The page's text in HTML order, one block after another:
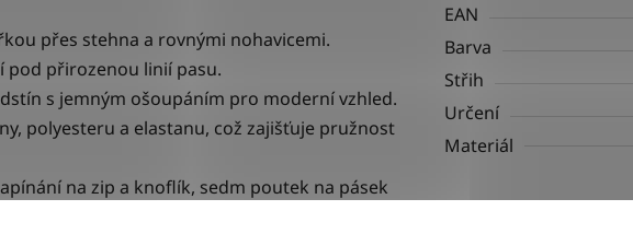
přes stehna a rovnými nohavicemi.
pod přirozenou linií pasu.
ín s jemným ošoupáním pro moderní vzhled.
polyesteru a elastanu, což zajišťuje pružnost
na zip a knoflík, sedm poutek na pásek
kapsách s koženou nášivkou loga.
EAN
Barva
Střih
Určení
Materiál